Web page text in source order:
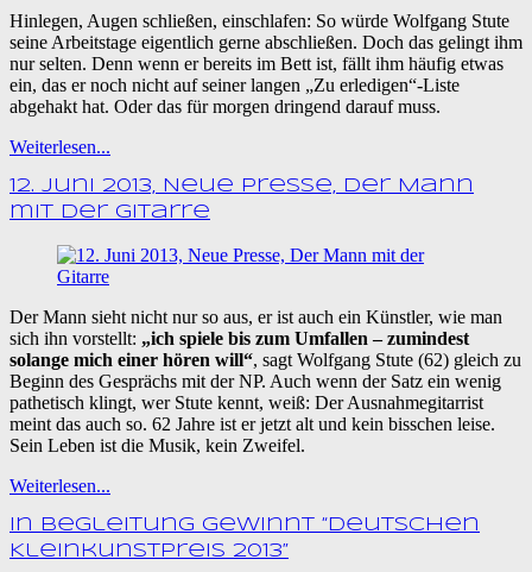
Hinlegen, Augen schließen, einschlafen: So würde Wolfgang Stute
seine Arbeitstage eigentlich gerne abschließen. Doch das gelingt ihm
nur selten. Denn wenn er bereits im Bett ist, fällt ihm häufig etwas
ein, das er noch nicht auf seiner langen „Zu erledigen“-Liste
abgehakt hat. Oder das für morgen dringend darauf muss.
Weiterlesen...
12. Juni 2013, Neue Presse, Der Mann
mit der Gitarre
Der Mann sieht nicht nur so aus, er ist auch ein Künstler, wie man
sich ihn vorstellt: „ich spiele bis zum Umfallen – zumindest
solange mich einer hören will“, sagt Wolfgang Stute (62) gleich zu
Beginn des Gesprächs mit der NP. Auch wenn der Satz ein wenig
pathetisch klingt, wer Stute kennt, weiß: Der Ausnahmegitarrist
meint das auch so. 62 Jahre ist er jetzt alt und kein bisschen leise.
Sein Leben ist die Musik, kein Zweifel.
Weiterlesen...
in Begleitung gewinnt “Deutschen
Kleinkunstpreis 2013”